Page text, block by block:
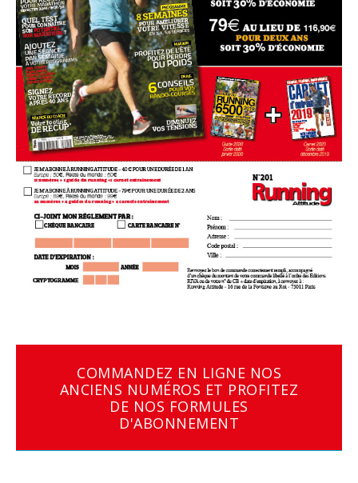
COMMANDEZ EN LIGNE NOS
ANCIENS NUMÉROS ET PROFITEZ
DE NOS FORMULES
D'ABONNEMENT